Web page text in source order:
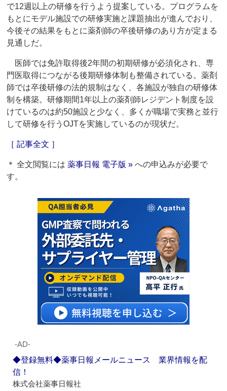
で12週以上の研修を行うよう提案している。プログラムを
もとにモデル施設での研修実施と課題抽出が進んでおり、
今後その結果をもとに薬剤師の卒後研修のあり方が定まる
見通しだ。
医師では免許取得後2年間の初期研修が必須化され、専
門医取得につながる後期研修体制も整備されている。薬剤
師では卒後研修の法的規制はなく、各施設が独自の研修体
制を構築。研修期間1年以上の薬剤師レジデント制度を設
けているのは約50施設と少なく、多くが職場で実務と並行
して研修を行うOJTを実施しているのが現状だ。
［ 記事全文 ］
＊ 全文閲覧には薬事日報 電子版 » への申込みが必要で
す。
‐AD‐
◆登録無料◆薬事日報メールニュース 業界情報を配
信！
株式会社薬事日報社